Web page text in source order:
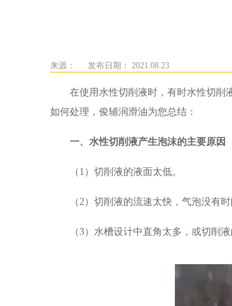
来源： 发布日期： 2021.08.23
在使用水性切削液时，有时水性切削
如何处理，俊辅润滑油为您总结：
一、 水性切削液产生泡沫的主要原因
（1）切削液的液面太低。
（2）切削液的流速太快，气泡没有
（3）水槽设计中直角太多，或切削